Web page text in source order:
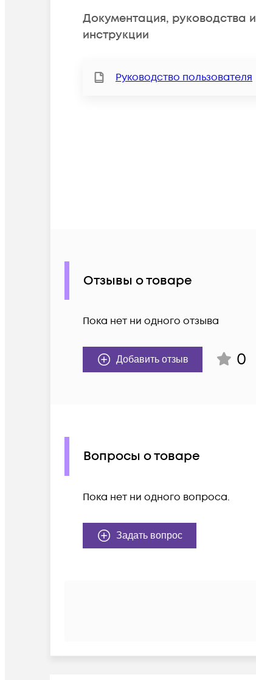
Документация, руководства и
инструкции
Руководство пользователя
Отзывы о товаре
Пока нет ни одного отзыва
Добавить отзыв 0
Вопросы о товаре
Пока нет ни одного вопроса.
Задать вопрос